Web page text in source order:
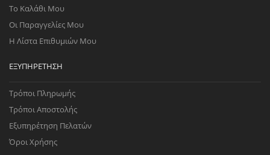
Το Καλάθι Μου
Οι Παραγγελίες Μου
Η Λίστα Επιθυμιών Μου
ΕΞΥΠΗΡΈΤΗΣΗ
Τρόποι Πληρωμής
Τρόποι Αποστολής
Εξυπηρέτηση Πελατών
Όροι Χρήσης